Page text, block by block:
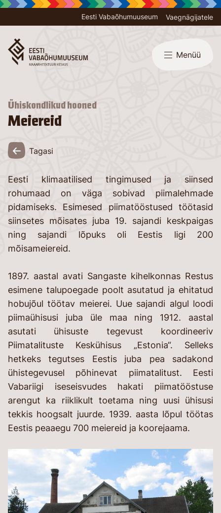
Eesti Vabaõhumuuseum Vaegnägijatele
Menüü
Ühiskondlikud hooned
Meiereid
Tagasi
Eesti klimaatilised tingimused ja siinsed
rohumaad on väga sobivad piimalehmade
pidamiseks. Esimesed piimatööstused töötasid
siinsetes mõisates juba 19. sajandi keskpaigas
ning sajandi lõpuks oli Eestis ligi 200
mõisameiereid.
1897. aastal avati Sangaste kihelkonnas Restus
esimene talupoegade poolt asutatud ja ehitatud
hobujõul töötav meierei. Uue sajandi algul loodi
piimaühisusi juba üle maa ning 1912. aastal
asutati ühisuste tegevust koordineeriv
Piimatalituste Keskühisus „Estonia“. Selleks
hetkeks tegutses Eestis juba pea sadakond
ühistegevusel põhinevat piimatalitust. Eesti
Vabariigi iseseisvudes hakati piimatööstuse
arengut ka riiklikult toetama ning uusi ühisusi
tekkis hoogsalt juurde. 1939. aasta lõpul töötas
Eestis peaaegu 700 meiereid ja koorejaama.